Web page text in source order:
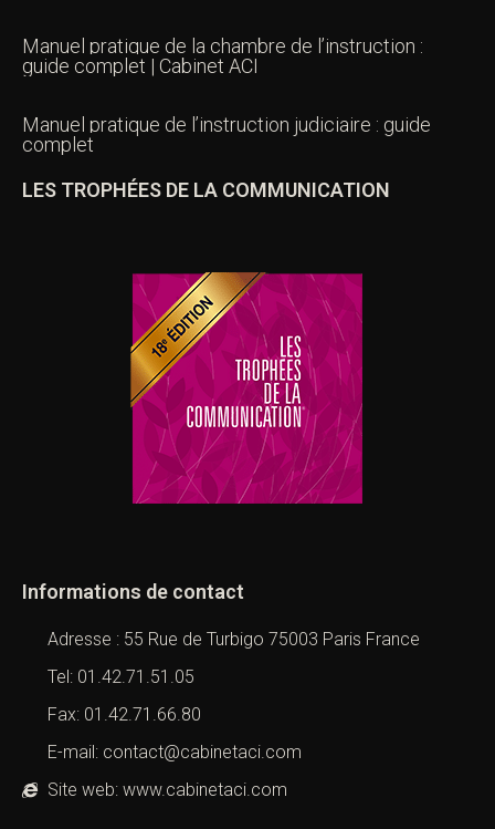
Manuel pratique de la chambre de l’instruction :
guide complet | Cabinet ACI
Manuel pratique de l’instruction judiciaire : guide
complet
LES TROPHÉES DE LA COMMUNICATION
Informations de contact
Adresse : 55 Rue de Turbigo 75003 Paris France
Tel: 01.42.71.51.05
Fax: 01.42.71.66.80
E-mail: contact@cabinetaci.com
Site web: www.cabinetaci.com